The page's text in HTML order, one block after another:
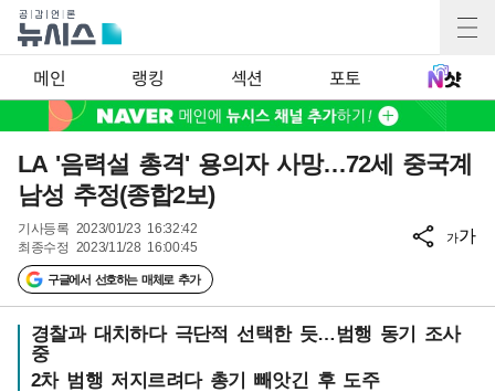
메인 랭킹 섹션 포토
LA '음력설 총격' 용의자 사망…72세 중국계
남성 추정(종합2보)
기사등록 2023/01/23 16:32:42
최종수정 2023/11/28 16:00:45
구글에서 선호하는 매체로 추가
가가
경찰과 대치하다 극단적 선택한 듯…범행 동기 조사
중
2차 범행 저지르려다 총기 빼앗긴 후 도주